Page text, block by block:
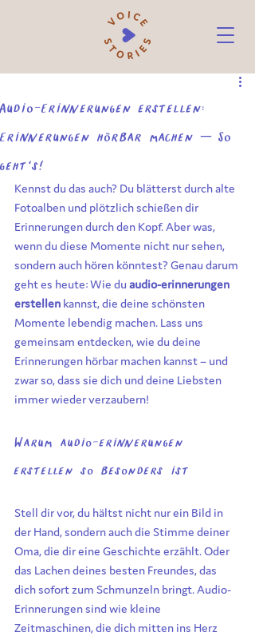
Audio-Erinnerungen erstellen:
Erinnerungen hörbar machen – So
geht's!
Kennst du das auch? Du blätterst durch alte
Fotoalben und plötzlich schießen dir
Erinnerungen durch den Kopf. Aber was,
wenn du diese Momente nicht nur sehen,
sondern auch hören könntest? Genau darum
geht es heute: Wie du audio-erinnerungen
erstellen kannst, die deine schönsten
Momente lebendig machen. Lass uns
gemeinsam entdecken, wie du deine
Erinnerungen hörbar machen kannst – und
zwar so, dass sie dich und deine Liebsten
immer wieder verzaubern!
Warum audio-erinnerungen
erstellen so besonders ist
Stell dir vor, du hältst nicht nur ein Bild in
der Hand, sondern auch die Stimme deiner
Oma, die dir eine Geschichte erzählt. Oder
das Lachen deines besten Freundes, das
dich sofort zum Schmunzeln bringt. Audio-
Erinnerungen sind wie kleine
Zeitmaschinen, die dich mitten ins Herz